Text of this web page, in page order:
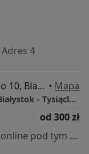
Adres 4
Aleja Tysiąclecia Państwa Polskiego 10, Białystok • Mapa
Centrum Medyczne Grupa LUX MED Białystok - Tysiąclecia Państwa Polskiego 10
od 300 zł
Specjalista nie oferuje umawiania online pod tym adresem.